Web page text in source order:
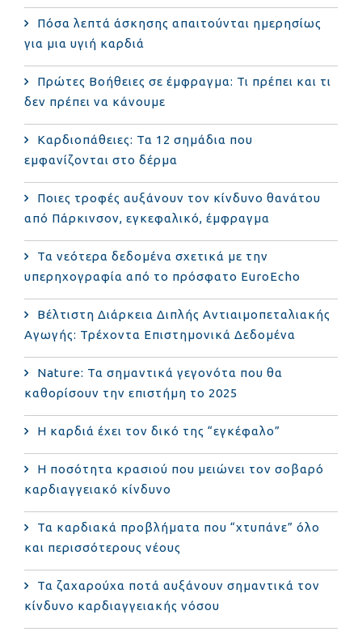
Πόσα λεπτά άσκησης απαιτούνται ημερησίως
για μια υγιή καρδιά
Πρώτες Βοήθειες σε έμφραγμα: Τι πρέπει και τι
δεν πρέπει να κάνουμε
Καρδιοπάθειες: Τα 12 σημάδια που
εμφανίζονται στο δέρμα
Ποιες τροφές αυξάνουν τον κίνδυνο θανάτου
από Πάρκινσον, εγκεφαλικό, έμφραγμα
Τα νεότερα δεδομένα σχετικά με την
υπερηχογραφία από το πρόσφατο EuroEcho
Bέλτιστη Διάρκεια Διπλής Αντιαιμοπεταλιακής
Αγωγής: Τρέχοντα Επιστημονικά Δεδομένα
Nature: Τα σημαντικά γεγονότα που θα
καθορίσουν την επιστήμη το 2025
Η καρδιά έχει τον δικό της “εγκέφαλο”
Η ποσότητα κρασιού που μειώνει τον σοβαρό
καρδιαγγειακό κίνδυνο
Τα καρδιακά προβλήματα που “χτυπάνε” όλο
και περισσότερους νέους
Τα ζαχαρούχα ποτά αυξάνουν σημαντικά τον
κίνδυνο καρδιαγγειακής νόσου